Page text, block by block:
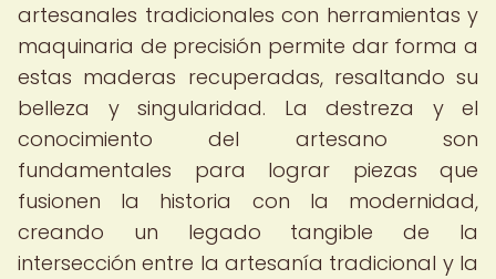
artesanales tradicionales con herramientas y
maquinaria de precisión permite dar forma a
estas maderas recuperadas, resaltando su
belleza y singularidad. La destreza y el
conocimiento del artesano son
fundamentales para lograr piezas que
fusionen la historia con la modernidad,
creando un legado tangible de la
intersección entre la artesanía tradicional y la